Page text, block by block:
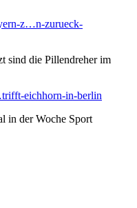
z…n-zurueck-
sind die Pillendreher im
eichhorn-in-berlin
in der Woche Sport